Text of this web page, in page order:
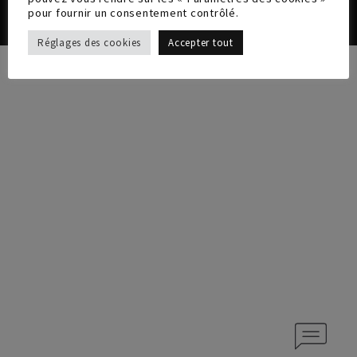
pour fournir un consentement contrôlé.
Réglages des cookies Accepter tout